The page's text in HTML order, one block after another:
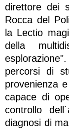
direttore dei
Rocca del
la Lectio
della
percorsi di
provenienza
capace di
controllo
diagnosi di